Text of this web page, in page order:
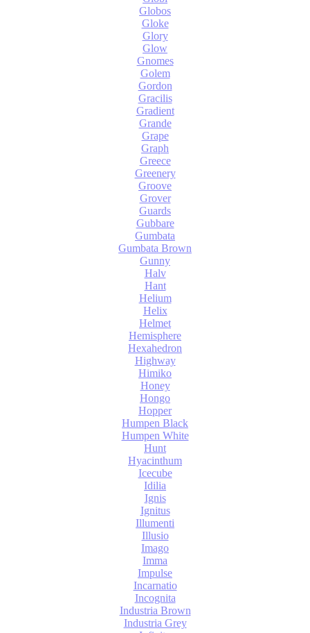
Globos
Gloke
Glory
Glow
Gnomes
Golem
Gordon
Gracilis
Gradient
Grande
Grape
Graph
Greece
Greenery
Groove
Grover
Guards
Gubbare
Gumbata
Gumbata Brown
Gunny
Halv
Hant
Helium
Helix
Helmet
Hemisphere
Hexahedron
Highway
Himiko
Honey
Hongo
Hopper
Humpen Black
Humpen White
Hunt
Hyacinthum
Icecube
Idilia
Ignis
Ignitus
Illumenti
Illusio
Imago
Imma
Impulse
Incarnatio
Incognita
Industria Brown
Industria Grey